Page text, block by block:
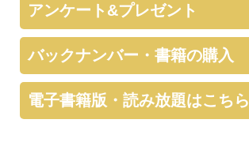
アンケート&プレゼント
バックナンバー・書籍の購入
電子書籍版・読み放題はこちら